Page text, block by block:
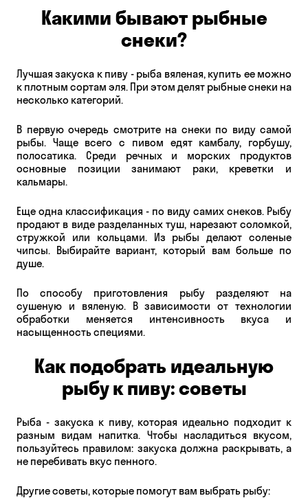
Какими бывают рыбные
снеки?
Лучшая закуска к пиву - рыба вяленая, купить ее можно
к плотным сортам эля. При этом делят рыбные снеки на
несколько категорий.
В первую очередь смотрите на снеки по виду самой
рыбы. Чаще всего с пивом едят камбалу, горбушу,
полосатика. Среди речных и морских продуктов
основные позиции занимают раки, креветки и
кальмары.
Еще одна классификация - по виду самих снеков. Рыбу
продают в виде разделанных туш, нарезают соломкой,
стружкой или кольцами. Из рыбы делают соленые
чипсы. Выбирайте вариант, который вам больше по
душе.
По способу приготовления рыбу разделяют на
сушеную и вяленую. В зависимости от технологии
обработки меняется интенсивность вкуса и
насыщенность специями.
Как подобрать идеальную
рыбу к пиву: советы
Рыба - закуска к пиву, которая идеально подходит к
разным видам напитка. Чтобы насладиться вкусом,
пользуйтесь правилом: закуска должна раскрывать, а
не перебивать вкус пенного.
Другие советы, которые помогут вам выбрать рыбу: